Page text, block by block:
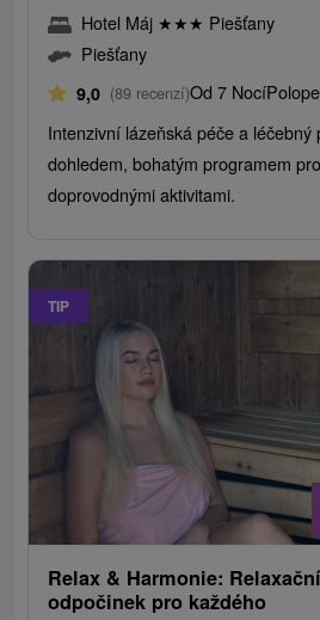
Hotel Máj ★★★ Piešťany
Piešťany
9,0 (89 recenzí)Od 7 Nocí
Intenzivní lázeňská péče a léčebný
dohledem, bohatým programem
doprovodnými aktivitami.
TIP
Relax & Harmonie:
odpočinek pro každého